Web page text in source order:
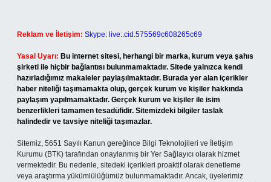
Reklam ve İletişim: Skype: live:.cid.575569c608265c69
Yasal Uyarı: Bu internet sitesi, herhangi bir marka, kurum veya şahıs
şirketi ile hiçbir bağlantısı bulunmamaktadır. Sitede yalnızca kendi
hazırladığımız makaleler paylaşılmaktadır. Burada yer alan içerikler
haber niteliği taşımamakta olup, gerçek kurum ve kişiler hakkında
paylaşım yapılmamaktadır. Gerçek kurum ve kişiler ile isim
benzerlikleri tamamen tesadüfidir. Sitemizdeki bilgiler taslak
halindedir ve tavsiye niteliği taşımazlar.
Sitemiz, 5651 Sayılı Kanun gereğince Bilgi Teknolojileri ve İletişim
Kurumu (BTK) tarafından onaylanmış bir Yer Sağlayıcı olarak hizmet
vermektedir. Bu nedenle, sitedeki içerikleri proaktif olarak denetleme
veya araştırma yükümlülüğümüz bulunmamaktadır. Ancak, üyelerimiz